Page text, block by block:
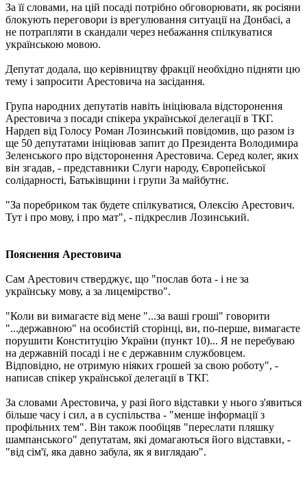
За її словами, на цій посаді потрібно обговорювати, як росіяни
блокують переговори із врегулювання ситуації на Донбасі, а
не потрапляти в скандали через небажання спілкуватися
українською мовою.
Депутат додала, що керівництву фракції необхідно підняти цю
тему і запросити Арестовича на засідання.
Група народних депутатів навіть ініціювала відсторонення
Арестовича з посади спікера української делегації в ТКГ.
Нардеп від Голосу Роман Лозинський повідомив, що разом із
ще 50 депутатами ініціював запит до Президента Володимира
Зеленського про відсторонення Арестовича. Серед колег, яких
він згадав, - представники Слуги народу, Європейської
солідарності, Батьківщини і групи За майбутнє.
"За поребриком так будете спілкуватися, Олексію Арестович.
Тут і про мову, і про мат", - підкреслив Лозинський.
Пояснення Арестовича
Сам Арестович стверджує, що "послав бота - і не за
українську мову, а за лицемірство".
"Коли ви вимагаєте від мене "...за ваші гроші" говорити
"...державною" на особистій сторінці, ви, по-перше, вимагаєте
порушити Конституцію України (пункт 10)... Я не перебуваю
на державній посаді і не є державним службовцем.
Відповідно, не отримую ніяких грошей за свою роботу", -
написав спікер української делегації в ТКГ.
За словами Арестовича, у разі його відставки у нього з'явиться
більше часу і сил, а в суспільства - "менше інформації з
профільних тем". Він також пообіцяв "переслати пляшку
шампанського" депутатам, які домагаються його відставки, -
"від сім'ї, яка давно забула, як я виглядаю".